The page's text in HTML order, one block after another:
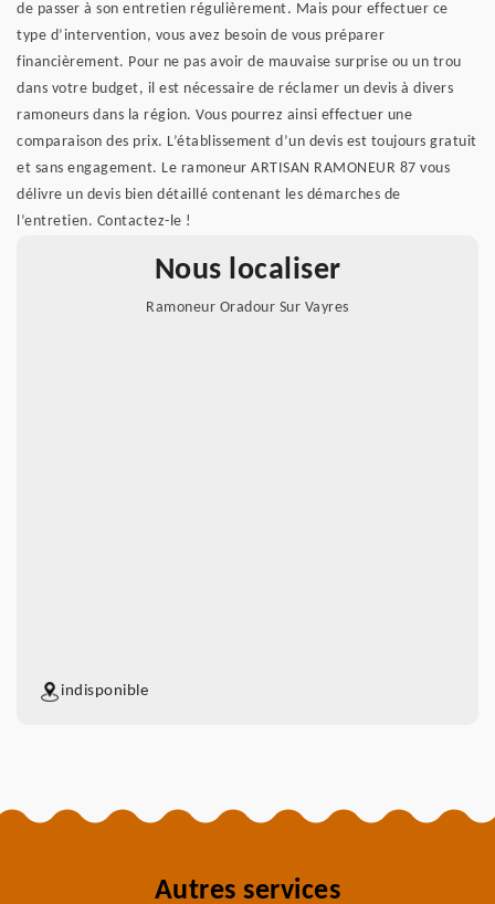
de passer à son entretien régulièrement. Mais pour effectuer ce
type d’intervention, vous avez besoin de vous préparer
financièrement. Pour ne pas avoir de mauvaise surprise ou un trou
dans votre budget, il est nécessaire de réclamer un devis à divers
ramoneurs dans la région. Vous pourrez ainsi effectuer une
comparaison des prix. L’établissement d’un devis est toujours gratuit
et sans engagement. Le ramoneur ARTISAN RAMONEUR 87 vous
délivre un devis bien détaillé contenant les démarches de
l’entretien. Contactez-le !
Nous localiser
Ramoneur Oradour Sur Vayres
indisponible
Autres services